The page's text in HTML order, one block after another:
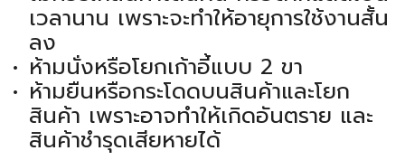
เวลานาน เพราะจะทำให้อายุการใช้งานสั้น
ลง
ห้ามนั่งหรือโยกเก้าอี้แบบ 2 ขา
ห้ามยืนหรือกระโดดบนสินค้าและโยก
สินค้า เพราะอาจทำให้เกิดอันตราย และ
สินค้าชำรุดเสียหายได้